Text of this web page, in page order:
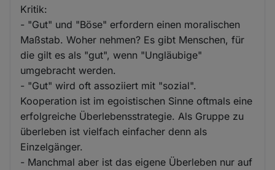
Kritik:
- "Gut" und "Böse" erfordern einen moralischen
Maßstab. Woher nehmen? Es gibt Menschen, für
die gilt es als "gut", wenn "Ungläubige"
umgebracht werden.
- "Gut" wird oft assoziiert mit "sozial".
Kooperation ist im egoistischen Sinne oftmals eine
erfolgreiche Überlebensstrategie. Als Gruppe zu
überleben ist vielfach einfacher denn als
Einzelgänger.
- Manchmal aber ist das eigene Überleben nur auf